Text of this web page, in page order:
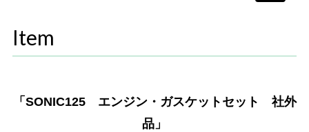
Item
「SONIC125 エンジン・ガスケットセット 社外
品」